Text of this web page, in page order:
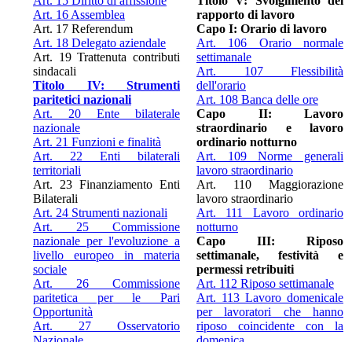
Art. 16 Assemblea
Art. 17 Referendum
Art. 18 Delegato aziendale
Art. 19 Trattenuta contributi
sindacali
Titolo IV: Strumenti
paritetici nazionali
Art. 20 Ente bilaterale
nazionale
Art. 21 Funzioni e finalità
Art. 22 Enti bilaterali
territoriali
Art. 23 Finanziamento Enti
Bilaterali
Art. 24 Strumenti nazionali
Art. 25 Commissione
nazionale per l'evoluzione a
livello europeo in materia
sociale
Art. 26 Commissione
paritetica per le Pari
Opportunità
Art. 27 Osservatorio
rapporto di lavoro
Capo I: Orario di lavoro
Art. 106 Orario normale
settimanale
Art. 107 Flessibilità
dell'orario
Art. 108 Banca delle ore
Capo II: Lavoro
straordinario e lavoro
ordinario notturno
Art. 109 Norme generali
lavoro straordinario
Art. 110 Maggiorazione
lavoro straordinario
Art. 111 Lavoro ordinario
notturno
Capo III: Riposo
settimanale, festività e
permessi retribuiti
Art. 112 Riposo settimanale
Art. 113 Lavoro domenicale
per lavoratori che hanno
riposo coincidente con la